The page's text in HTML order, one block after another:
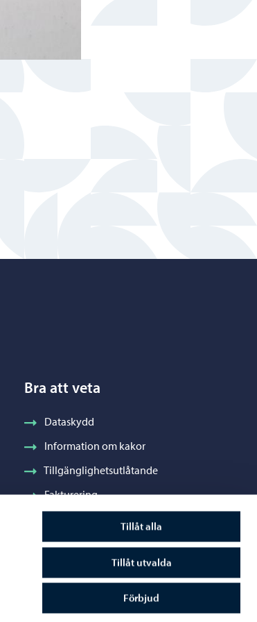
Tillåt alla
Tillåt utvalda
Förbjud
Bra att veta
Dataskydd
Information om kakor
Tillgänglighetsutlåtande
Fakturering
Stadens visuella profil och vapen